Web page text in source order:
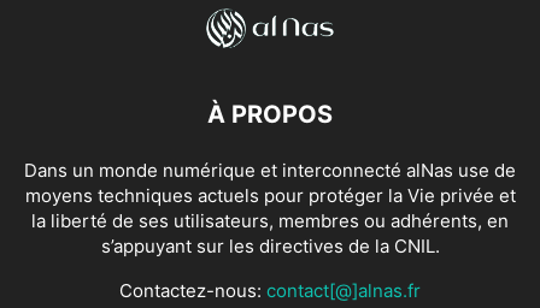
À PROPOS
Dans un monde numérique et interconnecté alNas use de
moyens techniques actuels pour protéger la Vie privée et
la liberté de ses utilisateurs, membres ou adhérents, en
s’appuyant sur les directives de la CNIL.
Contactez-nous: contact[@]alnas.fr